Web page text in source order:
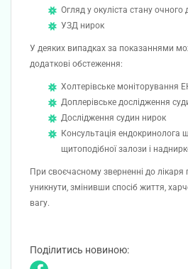
Огляд у окуліста стану очного
УЗД нирок
У деяких випадках за показаннями
додаткові обстеження:
Холтерівське моніторування
Доплерівське дослідження
Дослідження судин нирок
Консультація ендокринолога
щитоподібної залози і
При своєчасному зверненні до
уникнути, змінивши спосіб життя,
вагу.
Поділитись новиною: